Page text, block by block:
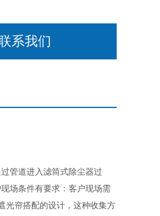
系我们
管道进入滤筒式除尘器过
场条件有要求：客户现场需
光帘搭配的设计，这种收集方